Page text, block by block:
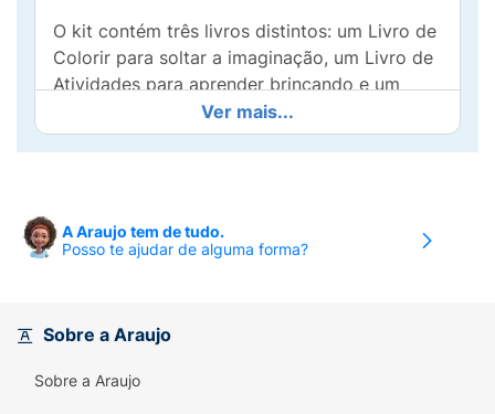
O kit contém três livros distintos: um Livro de
Colorir para soltar a imaginação, um Livro de
Atividades para aprender brincando e um
Livro de Adesivos. O grande destaque são os
mais de 100 adesivos reutilizáveis, permitindo
Principais Benefícios:
de atividades e 1 de adesivos.
Interatividade:
Ver mais...
A Araujo tem de tudo.
Posso te ajudar de alguma forma?
Sobre a Araujo
Sobre a Araujo